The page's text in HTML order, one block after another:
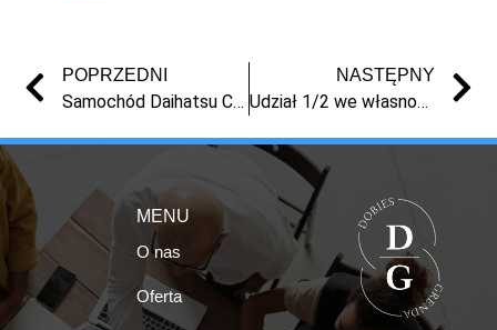
POPRZEDNI
Samochód Daihatsu Cuore z 2003 r.
NASTĘPNY
Udział 1/2 we własności samochodu Renault Clio z 2001 r.
MENU
O nas
Oferta